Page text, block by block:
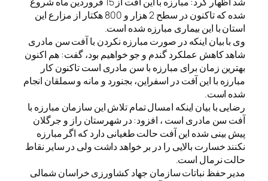
شده که تاکنون در سطح 2 هزار و 800 هکتار از مزارع این
استان با این بیماری مبارزه شده است.
وی با بیان اینکه در صورت مبارزه نکردن با آفت سن مادری
شاهد کاهش عملکرد گندم و جو خواهیم بود، گفت: هم اکنون
بهترین زمان برای مبارزه با سن مادری است تاکنون کار
مبارزه با این آفت در اسفراین، بجنورد و مانه و سملقان انجام
شده است.
رضایی با بیان اینکه امسال تمام تلاش این سازمان مبارزه با
آفت سن مادری است ، افزود: در شهرستان راز و جرگلان
پیش بینی شده این آفت حالت طغیانی دارد که اگر مبارزه
نکنند خسارت بالایی را در بر خواهد داشت ولی در سایر نقاط
حالت نرمال است.
مدیر حفظ نباتات سازمان جهاد کشاورزی خراسان شمالی